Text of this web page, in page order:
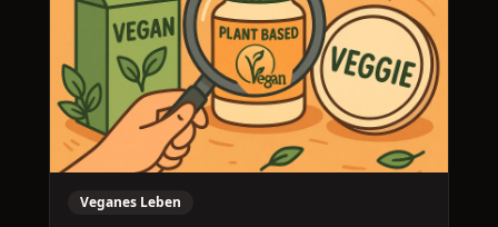
Veganes Leben